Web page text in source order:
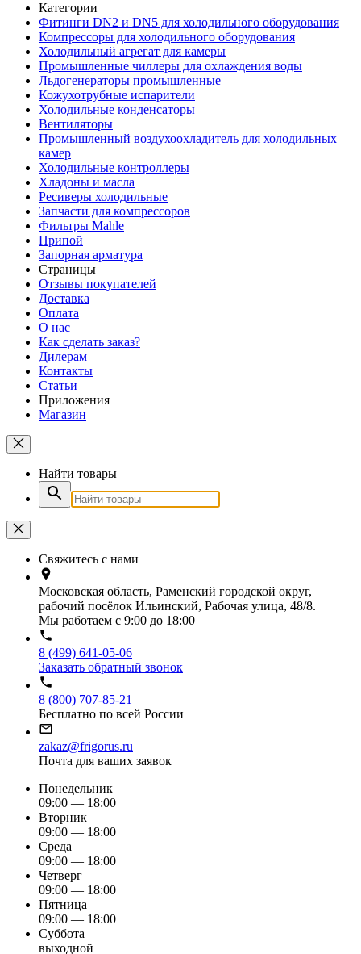
Категории
Фитинги DN2 и DN5 для холодильного оборудования
Компрессоры для холодильного оборудования
Холодильный агрегат для камеры
Промышленные чиллеры для охлаждения воды
Льдогенераторы промышленные
Кожухотрубные испарители
Холодильные конденсаторы
Вентиляторы
Промышленный воздухоохладитель для холодильных
камер
Холодильные контроллеры
Хладоны и масла
Ресиверы холодильные
Запчасти для компрессоров
Фильтры Mahle
Припой
Запорная арматура
Страницы
Отзывы покупателей
Доставка
Оплата
О нас
Как сделать заказ?
Дилерам
Контакты
Статьи
Приложения
Магазин
Найти товары
Свяжитесь с нами
Московская область, Раменский городской округ,
рабочий посёлок Ильинский, Рабочая улица, 48/8.
Мы работаем с 9:00 до 18:00
8 (499) 641-05-06
Заказать обратный звонок
8 (800) 707-85-21
Бесплатно по всей России
zakaz@frigorus.ru
Почта для ваших заявок
Понедельник
09:00 — 18:00
Вторник
09:00 — 18:00
Среда
09:00 — 18:00
Четверг
09:00 — 18:00
Пятница
09:00 — 18:00
Суббота
выходной